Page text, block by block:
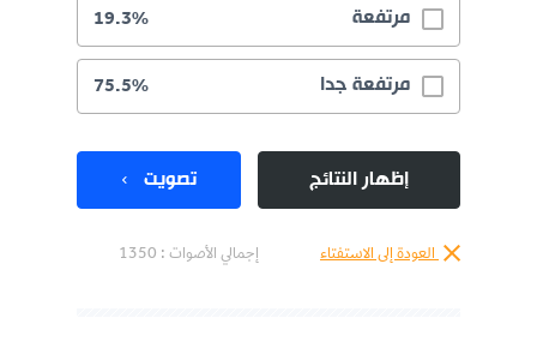
مرتفعة 19.3%
مرتفعة جدا 75.5%
إظهار النتائج تصويت
العودة إلى الاستفتاء إجمالي الأصوات : 1350